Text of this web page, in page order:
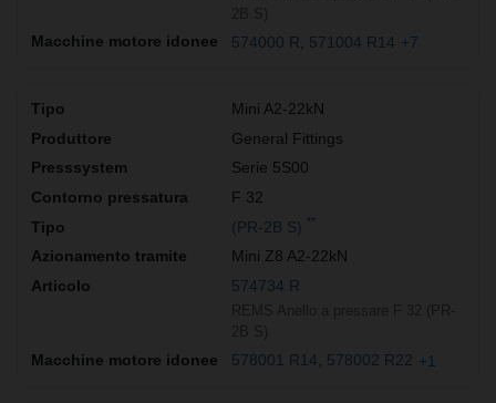
574000 R 571004 R14 +7
Mini A2-22kN
General Fittings
Serie 5S00
F 32
(PR-2B S)
Mini Z8 A2-22kN
574734 R
578001 R14 578002 R22 +1